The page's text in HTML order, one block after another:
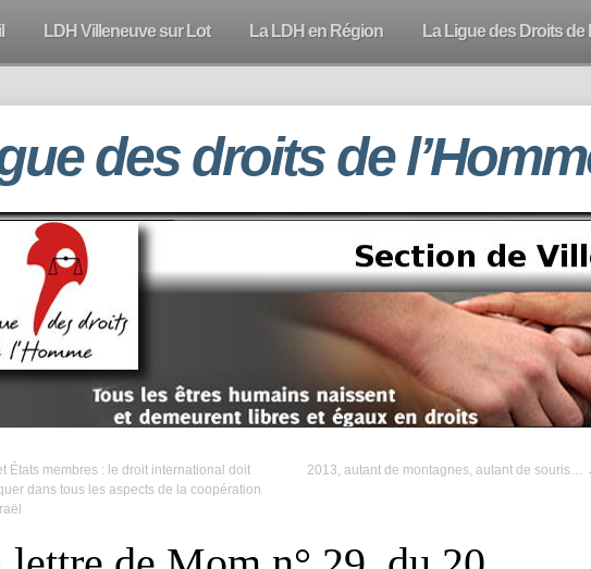
LDH Villeneuve sur Lot La LDH en Région La Ligue des Droits de
des droits de
États membres : le droit international doit
dans tous les aspects de la coopération
2013, autant de montagnes, autant de souris…